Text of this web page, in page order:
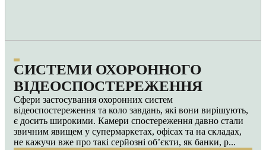
СИСТЕМИ ОХОРОННОГО
ВІДЕОСПОСТЕРЕЖЕННЯ
Сфери застосування охоронних систем
відеоспостереження та коло завдань, які вони вирішують,
є досить широкими. Камери спостереження давно стали
звичним явищем у супермаркетах, офісах та на складах,
не кажучи вже про такі серйозні об’єкти, як банки, р...